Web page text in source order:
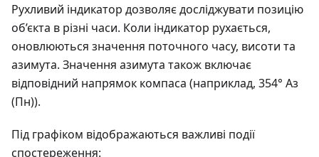
Рухливий індикатор дозволяє досліджувати позицію
об’єкта в різні часи. Коли індикатор рухається,
оновлюються значення поточного часу, висоти та
азимута. Значення азимута також включає
відповідний напрямок компаса (наприклад, 354° Аз
(Пн)).
Під графіком відображаються важливі події
спостереження: